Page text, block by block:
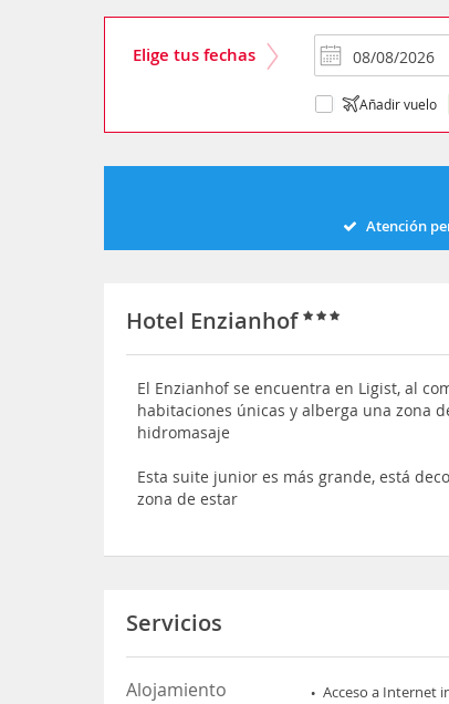
Elige tus fechas
Añadir vuelo
Atención
Hotel Enzianhof
El Enzianhof se encuentra en Ligist, al
habitaciones únicas y alberga una zona
hidromasaje
Esta suite junior es más grande, está
zona de estar
Servicios
Alojamiento Acceso a Internet